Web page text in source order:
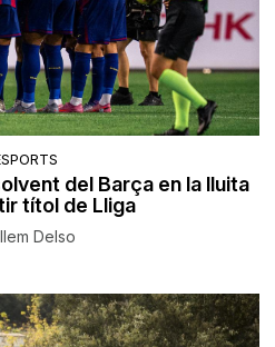
del Barça en la lluita
títol de Lliga
Delso